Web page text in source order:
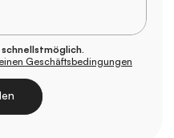
Geschäftsbedingungen